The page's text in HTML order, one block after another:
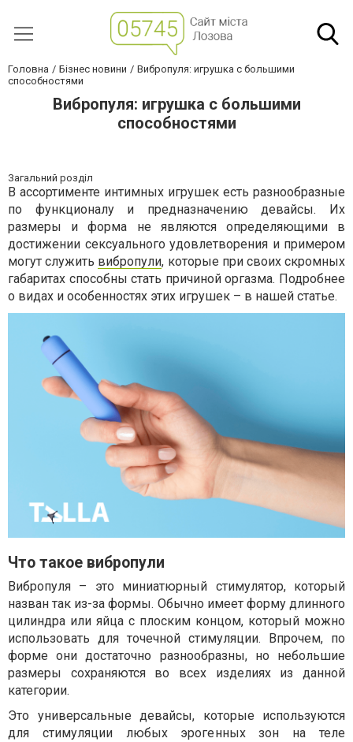
Головна Бізнес новини
Вибропуля: игрушка с большими
способностями
Вибропуля: игрушка с большими
способностями
Загальний розділ
В ассортименте интимных игрушек есть разнообразные
по функционалу и предназначению девайсы. Их
размеры и форма не являются определяющими в
достижении сексуального удовлетворения и примером
могут служить вибропули, которые при своих скромных
габаритах способны стать причиной оргазма. Подробнее
о видах и особенностях этих игрушек – в нашей статье.
Что такое вибропули
Вибропуля – это миниатюрный стимулятор, который
назван так из-за формы. Обычно имеет форму длинного
цилиндра или яйца с плоским концом, который можно
использовать для точечной стимуляции. Впрочем, по
форме они достаточно разнообразны, но небольшие
размеры сохраняются во всех изделиях из данной
категории.
Это универсальные девайсы, которые используются
для стимуляции любых эрогенных зон на теле